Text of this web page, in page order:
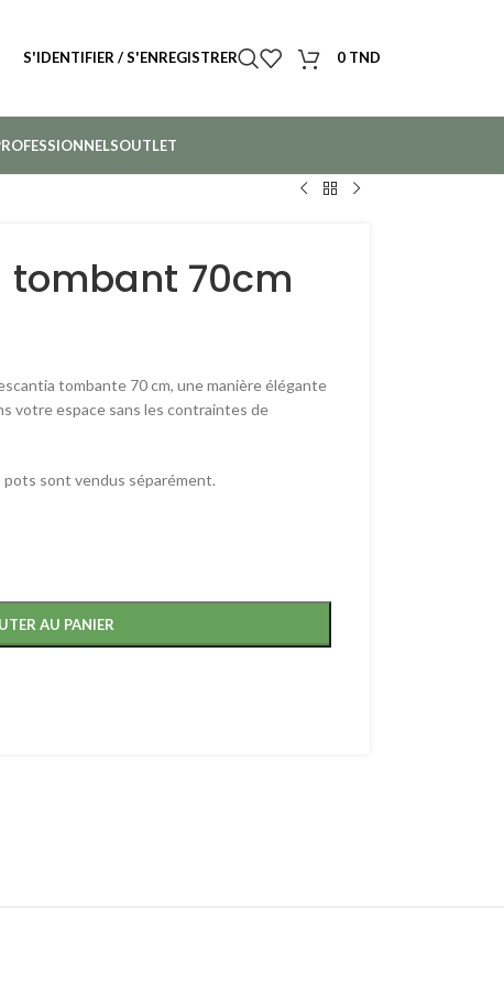
S'IDENTIFIER / S'ENREGISTRER 0 TND
OUTLET
70cm
tombante 70 cm, une manière élégante
votre espace sans les contraintes de
sont vendus séparément.
AU PANIER